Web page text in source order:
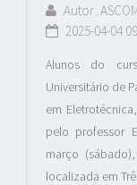
Autor:
2025-04-04
Alunos do
Universitário de
em
pelo professor
março
localizada em